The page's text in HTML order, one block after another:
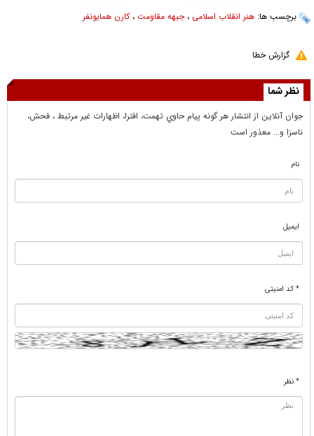
برچسب ها: هنر انقلاب اسلامی ،جبهه مقاومت ،کارن همایونفر
گزارش خطا
نظر شما
جوان آنلاين از انتشار هر گونه پيام حاوي تهمت، افترا، اظهارات غير مرتبط ، فحش،
ناسزا و... معذور است
نام
ایمیل
* کد امنیتی
* نظر